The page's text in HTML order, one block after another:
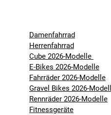
Damenfahrrad
Herrenfahrrad
Cube 2026-Modelle
E-Bikes 2026-Modelle
Fahrräder 2026-Modelle
Gravel Bikes 2026-
Rennräder 2026-Modelle
Fitnessgeräte